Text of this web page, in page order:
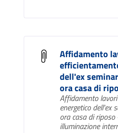
Affidamento
dell'ex
ora casa di
Affidamento
energetico dell'ex
ora casa di
illuminazione